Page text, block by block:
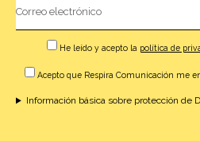
He leído y acepto la política de
Acepto que Respira Comunicación me
Información básica sobre protección de